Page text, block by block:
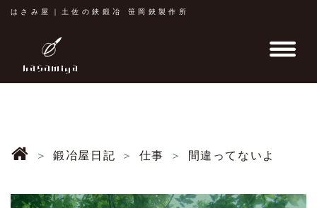
はさみ屋｜土佐の鋏鍛冶 笹岡鋏製作所
鍛冶屋日記 仕事 間違ってないよ